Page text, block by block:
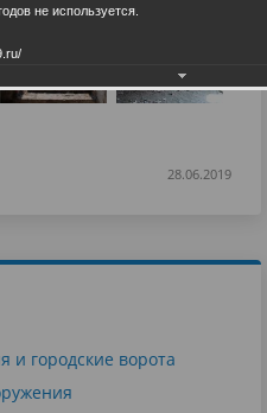
28.06.2019
и городские ворота
не используется.